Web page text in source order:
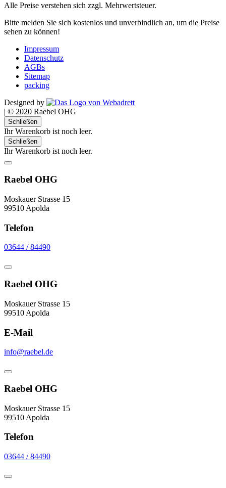
Alle Preise verstehen sich zzgl. Mehrwertsteuer.
Bitte melden Sie sich kostenlos und unverbindlich an, um die Preise
sehen zu können!
Impressum
Datenschutz
AGBs
Sitemap
packing
Designed by
| © 2020 Raebel OHG
Schließen
Ihr Warenkorb ist noch leer.
Schließen
Ihr Warenkorb ist noch leer.
Raebel OHG
Moskauer Strasse 15
99510 Apolda
Telefon
03644 / 84490
Raebel OHG
Moskauer Strasse 15
99510 Apolda
E-Mail
info@raebel.de
Raebel OHG
Moskauer Strasse 15
99510 Apolda
Telefon
03644 / 84490